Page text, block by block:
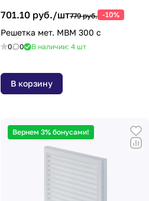
701.10 руб./шт779 руб. -10%
Решетка мет. МВМ 300 с
0 0 В наличии: 4 шт
В корзину
Вернем 3% бонусами!